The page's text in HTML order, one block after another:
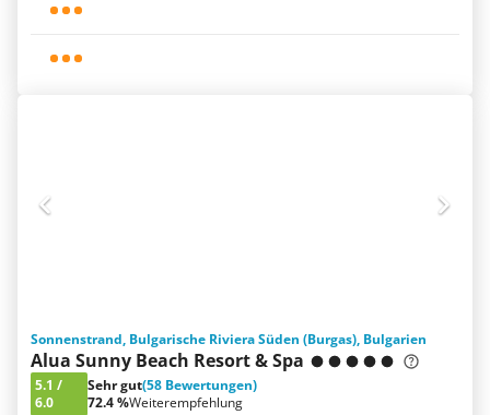
Sonnenstrand, Bulgarische Riviera Süden (Burgas), Bulgarien
Alua Sunny Beach Resort & Spa
5.1 /
6.0
Sehr gut(58 Bewertungen)
72.4 %Weiterempfehlung